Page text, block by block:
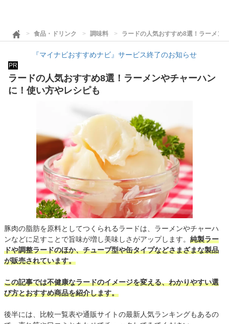
食品・ドリンク 調味料 ラードの人気おすすめ8選！ラーメン
『マイナビおすすめナビ』サービス終了のお知らせ
PR
ラードの人気おすすめ8選！ラーメンやチャーハン
に！使い方やレシピも
豚肉の脂肪を原料としてつくられるラードは、ラーメンやチャーハ
ンなどに足すことで旨味が増し美味しさがアップします。 純製ラー
ドや調整ラードのほか、チューブ型や缶タイプなどさまざまな製品
が販売されています。
この記事では不健康なラードのイメージを変える、わかりやすい選
び方とおすすめ商品を紹介します。
後半には、比較一覧表や通販サイトの最新人気ランキングもあるの